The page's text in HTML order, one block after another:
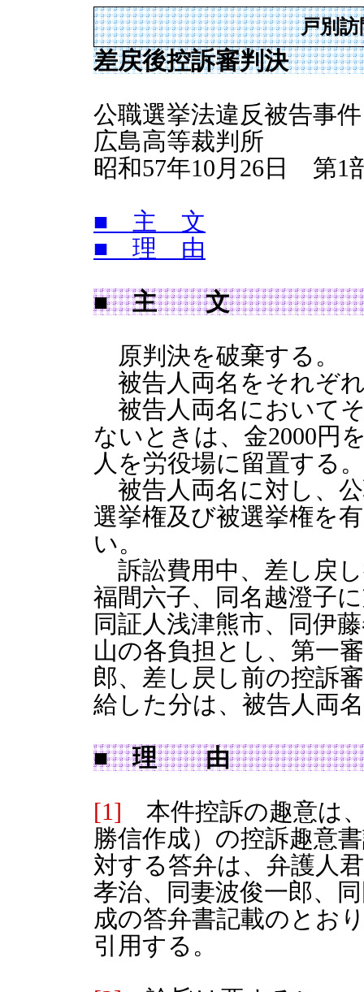
戸別訪
差戻後控訴審判決
公職選挙法違反被告事件
広島高等裁判所
昭和57年10月26日 第
■ 主 文
■ 理 由
■ 主 文
原判決を破棄する。
被告人両名をそれぞ
被告人両名において
ないときは、金2000円
人を労役場に留置する。
被告人両名に対し、
選挙権及び被選挙権を
い。
訴訟費用中、差し戻
福間六子、同名越澄子
同証人浅津熊市、同伊
山の各負担とし、第一
郎、差し昃し前の控訴
給した分は、被告人両
■ 理 由
[1] 本件控訴の趣意は
勝信作成）の控訴趣意
対する答弁は、弁護人
孝治、同妻波俊一郎、
成の答弁書記載のとお
引用する。